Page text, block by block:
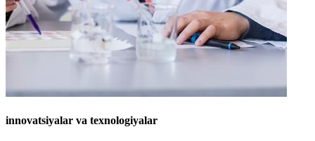
innovatsiyalar va texnologiyalar